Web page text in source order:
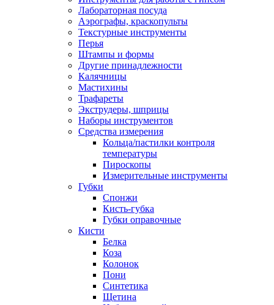
Лабораторная посуда
Аэрографы, краскопульты
Текстурные инструменты
Перья
Штампы и формы
Другие принадлежности
Калячницы
Мастихины
Трафареты
Экструдеры, шприцы
Наборы инструментов
Средства измерения
Кольца/пастилки контроля
температуры
Пироскопы
Измерительные инструменты
Губки
Спонжи
Кисть-губка
Губки оправочные
Кисти
Белка
Коза
Колонок
Пони
Синтетика
Щетина